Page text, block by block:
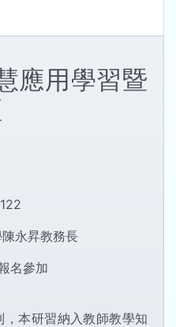
應用學習暨
永昇教務長
名參加
，本研習納入教師教學知